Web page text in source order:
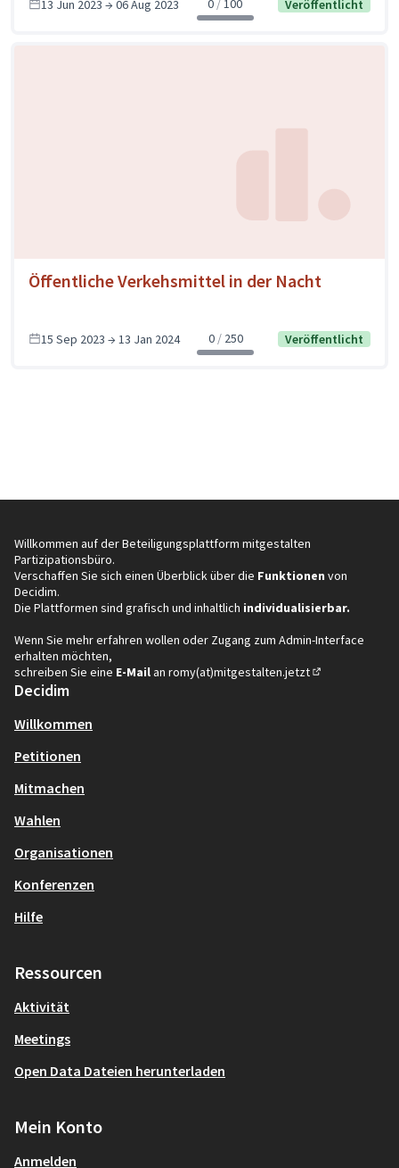
13 Jun 2023 → 06 Aug 2023 0 100 Veröffentlicht
Öffentliche Verkehsmittel in der Nacht
15 Sep 2023 → 13 Jan 2024 0 250 Veröffentlicht
Willkommen auf der Beteiligungsplattform mitgestalten
Partizipationsbüro.
Verschaffen Sie sich einen Überblick über die Funktionen von
Decidim.
Die Plattformen sind grafisch und inhaltlich individualisierbar.
Wenn Sie mehr erfahren wollen oder Zugang zum Admin-Interface
erhalten möchten,
schreiben Sie eine E-Mailan romy(at)mitgestalten.jetzt
Decidim
Willkommen
Petitionen
Mitmachen
Wahlen
Organisationen
Konferenzen
Hilfe
Ressourcen
Aktivität
Meetings
Open Data Dateien herunterladen
Mein Konto
Anmelden